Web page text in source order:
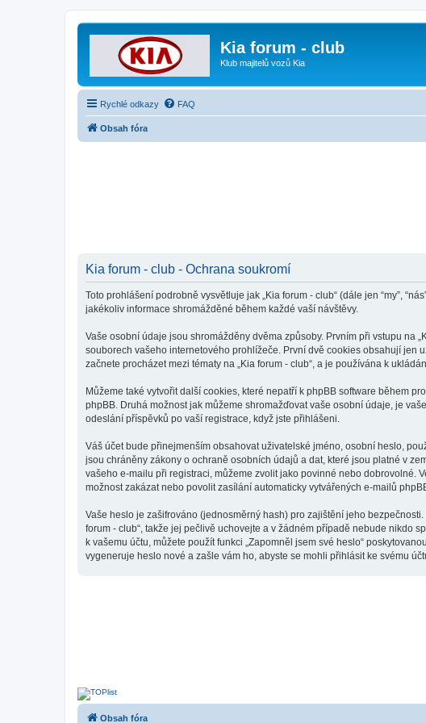
Kia forum - club
Klub majitelů vozů Kia
Rychlé odkazy FAQ
Obsah fóra
Kia forum - club - Ochrana soukromí
Toto prohlášení podrobně vysvětluje jak „Kia forum - club“ (dále jen “my”,
jakékoliv informace shromážděné během každé vaší návštěvy.
Vaše osobní údaje jsou shromážděny dvěma způsoby. Prvním při vstupu na
souborech vašeho internetového prohlížeče. První dvě cookies obsahují jen
začnete procházet mezi tématy na „Kia forum - club“, a je používána k
Můžeme také vytvořit další cookies, které nepatří k phpBB software během
phpBB. Druhá možnost jak můžeme shromažďovat vaše osobní údaje, je
odeslání příspěvků po vaší registrace, když jste přihlášeni.
Váš účet bude přinejmenším obsahovat uživatelské jméno, osobní heslo,
jsou chráněny zákony o ochraně osobních údajů a dat, které jsou platné v
vašeho e-mailu při registraci, můžeme zvolit jako povinné nebo dobrovolné.
možnost zakázat nebo povolit zasílání automaticky vytvářených e-mailů
Vaše heslo je zašifrováno (jednosměrný hash) pro zajištění jeho
forum - club“, takže jej pečlivě uchovejte a v žádném případě nebude nikdo
k vašemu účtu, můžete použít funkci „Zapomněl jsem své heslo“
vygeneruje heslo nové a zašle vám ho, abyste se mohli přihlásit ke svému
Obsah fóra